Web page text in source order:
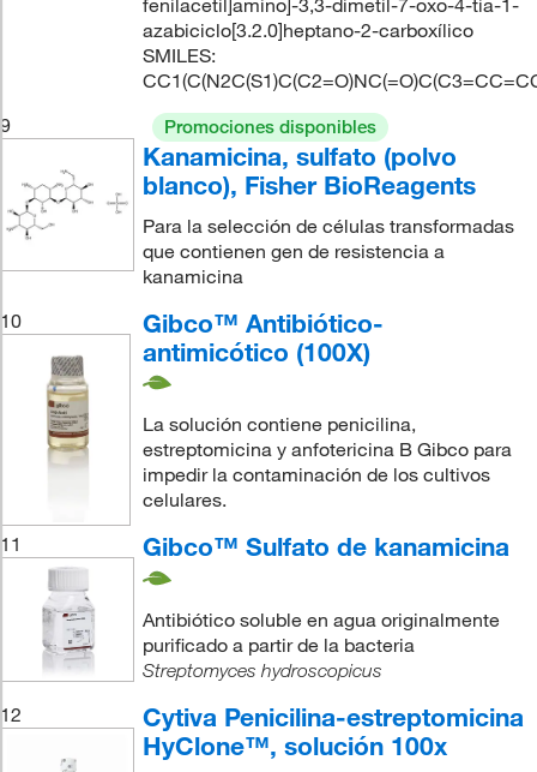
azabiciclo[3.2.0]heptano-2-carboxílico
SMILES:
9
Promociones disponibles
Kanamicina, sulfato (polvo
blanco), Fisher BioReagents
Para la selección de células transformadas
que contienen gen de resistencia a
kanamicina
10
Gibco™ Antibiótico-
antimicótico (100X)
La solución contiene penicilina,
estreptomicina y anfotericina B Gibco para
impedir la contaminación de los cultivos
celulares.
11
Gibco™ Sulfato de kanamicina
Antibiótico soluble en agua originalmente
purificado a partir de la bacteria
Streptomyces hydroscopicus
12
Cytiva Penicilina-estreptomicina
HyClone™, solución 100x